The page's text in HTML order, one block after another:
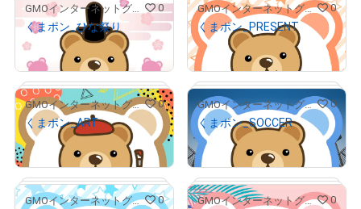
# 2/300 # 5/300
# 51/300
GMOインターネットグループ公式キャラクター「くまポン」 0
くまポン_ひな祭り
¥ ($3.17
# 20/100
GMOインターネットグループ公式キャラクター「くまポン」 0
くまポン_PRESENT
¥500 ($3.17
GMOインターネットグループ公式キャラクター「くまポン」 0
くまポン_ART
¥500 ($3.17
GMOインターネットグループ公式キャラクター「くまポン」 0
くまポン_SOCCER
¥500 ($
GMOインターネットグループ公式キャラクター「くまポン」 0 GMOインターネットグループ公式キャラクター「くまポン」 0